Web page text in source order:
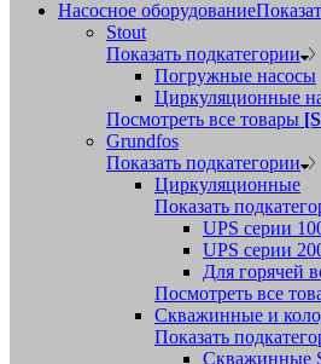
Насосное оборудование
Stout
Показать подкатегории
Погружные насосы
Циркуляционные
Посмотреть все товары
Grundfos
Показать подкатегории
Циркуляционные
Показать
UPS серии
UPS серии
Для горячей
Посмотреть все
Скважинные и
Показать
Скважинные